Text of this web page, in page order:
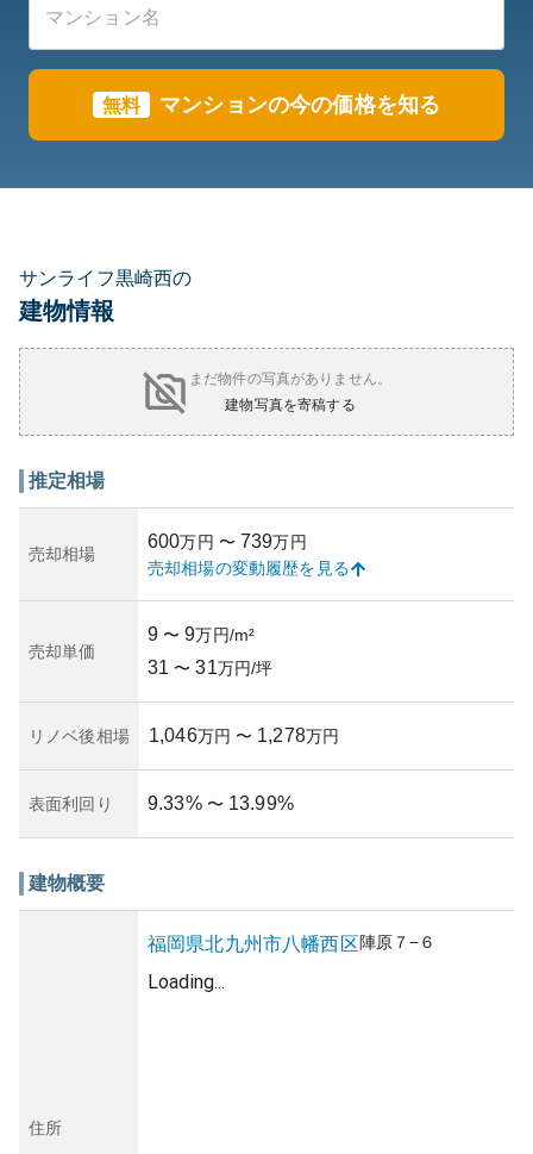
無料 マンションの今の価格を知る
サンライフ黒崎西の
建物情報
まだ物件の写真がありません。
建物写真を寄稿する
推定相場
売却相場
600万円 〜 739万円
売却相場の変動履歴を見る
売却単価
9 〜 9万円/m²
31 〜 31万円/坪
リノベ後相場 1,046万円 〜 1,278万円
表面利回り 9.33% 〜 13.99%
建物概要
住所
福岡県北九州市八幡西区陣原７−６
Loading...